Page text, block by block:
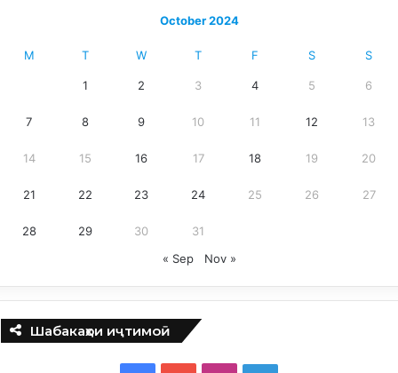
October 2024
M T W T F S S
1 2 3 4 5 6
7 8 9 10 11 12 13
14 15 16 17 18 19 20
21 22 23 24 25 26 27
28 29 30
31
« Sep
Nov »
Шабакаҳои иҷтимоӣ